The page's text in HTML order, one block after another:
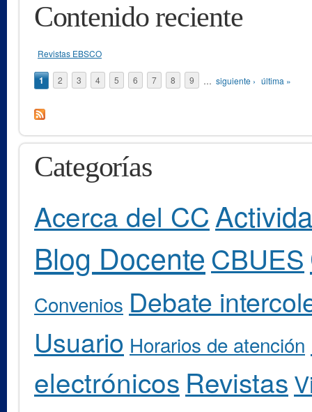
Contenido reciente
Revistas EBSCO
Páginas
1 2 3 4 5 6 7 8 9 … siguiente › última »
Categorías
Acerca del CC
Blog Docente CBUES
Convenios Debate
Usuario Horarios de atención
electrónicos Revistas